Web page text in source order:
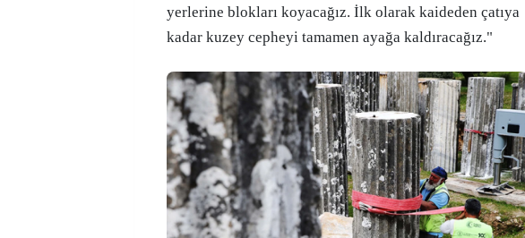
yerlerine blokları koyacağız. İlk olarak kaideden çatıya
kadar kuzey cepheyi tamamen ayağa kaldıracağız."